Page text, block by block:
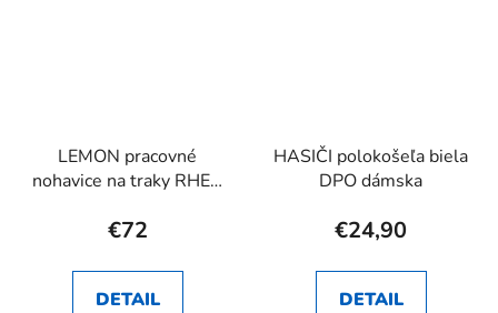
LEMON pracovné
nohavice na traky RHEA
€72
DETAIL
HASIČI polokošeľa biela
DPO dámska
€24,90
DETAIL